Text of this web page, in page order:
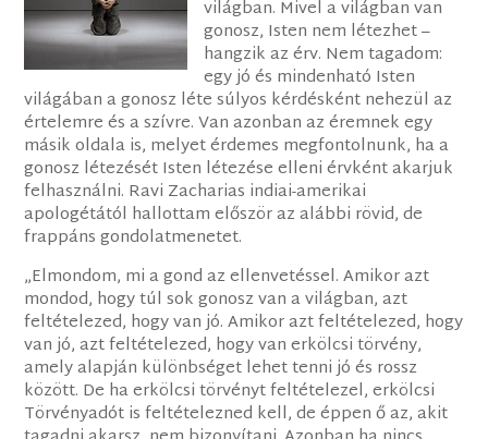
világban. Mivel a világban van
gonosz, Isten nem létezhet –
hangzik az érv. Nem tagadom:
egy jó és mindenható Isten
világában a gonosz léte súlyos kérdésként nehezül az
értelemre és a szívre. Van azonban az éremnek egy
másik oldala is, melyet érdemes megfontolnunk, ha a
gonosz létezését Isten létezése elleni érvként akarjuk
felhasználni. Ravi Zacharias indiai-amerikai
apologétától hallottam először az alábbi rövid, de
frappáns gondolatmenetet.
„Elmondom, mi a gond az ellenvetéssel. Amikor azt
mondod, hogy túl sok gonosz van a világban, azt
feltételezed, hogy van jó. Amikor azt feltételezed, hogy
van jó, azt feltételezed, hogy van erkölcsi törvény,
amely alapján különbséget lehet tenni jó és rossz
között. De ha erkölcsi törvényt feltételezel, erkölcsi
Törvényadót is feltételezned kell, de éppen ő az, akit